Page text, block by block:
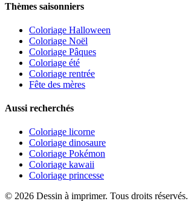
Thèmes saisonniers
Coloriage Halloween
Coloriage Noël
Coloriage Pâques
Coloriage été
Coloriage rentrée
Fête des mères
Aussi recherchés
Coloriage licorne
Coloriage dinosaure
Coloriage Pokémon
Coloriage kawaii
Coloriage princesse
© 2026 Dessin à imprimer. Tous droits réservés.